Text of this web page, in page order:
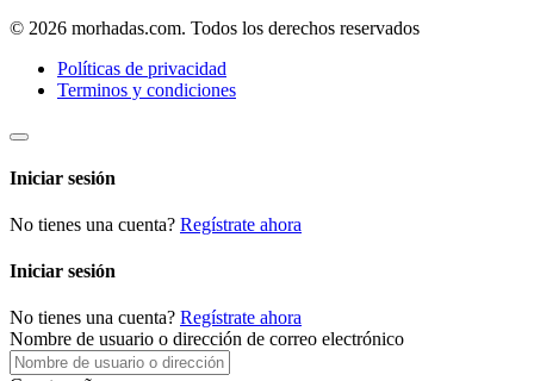
© 2026 morhadas.com. Todos los derechos reservados
Políticas de privacidad
Terminos y condiciones
Iniciar sesión
No tienes una cuenta? Regístrate ahora
Iniciar sesión
No tienes una cuenta? Regístrate ahora
Nombre de usuario o dirección de correo electrónico